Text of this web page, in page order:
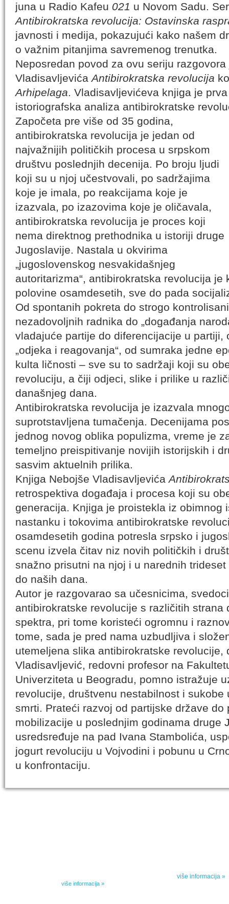
juna u Radio Kafeu 021 u Novom Sadu.
Antibirokratska revolucija: Ostavinska
javnosti i medija, pokazujući kako našem
o važnim pitanjima savremenog trenutka.
Neposredan povod za ovu seriju
VladisavljevićaAntibirokratska revolucija
Arhipelaga. Vladisavljevićeva knjiga je
istoriografska analiza antibirokratske
Započeta pre više od 35 godina,
antibirokratska revolucija je jedan od
najvažnijih političkih procesa u srpskom
društvu poslednjih decenija. Po broju ljudi
koji su u njoj učestvovali, po sadržajima
koje je imala, po reakcijama koje je
izazvala, po izazovima koje je oličavala,
antibirokratska revolucija je proces koji
nema direktnog prethodnika u istoriji druge
Jugoslavije. Nastala u okvirima
„jugoslovenskog nesvakidašnjeg
autoritarizma“, antibirokratska revolucija
polovine osamdesetih, sve do pada
Od spontanih pokreta do strogo
nezadovoljnih radnika do „događanja
vladajuće partije do diferencijacije u partiji,
„odjeka i reagovanja“, od sumraka jedne
kulta ličnosti – sve su to sadržaji koji su
revoluciju, a čiji odjeci, slike i prilike u
današnjeg dana.
Antibirokratska revolucija je izazvala
suprotstavljena tumačenja. Decenijama
jednog novog oblika populizma, vreme je
temeljno preispitivanje novijih istorijskih i
sasvim aktuelnih prilika.
Knjiga Nebojše Vladisavljevića
retrospektiva događaja i procesa koji su
generacija. Knjiga je proistekla iz obimnog
nastanku i tokovima antibirokratske
osamdesetih godina potresla srpsko i
scenu izvela čitav niz novih političkih i
snažno prisutni na njoj i u narednih
do naših dana.
Autor je razgovarao sa učesnicima,
antibirokratske revolucije s različitih strana
spektra, pri tome koristeći ogromnu i
tome, sada je pred nama uzbudljiva i
utemeljena slika antibirokratske revolucije,
Vladisavljević, redovni profesor na
Univerziteta u Beogradu, pomno istražuje
revolucije, društvenu nestabilnost i sukobe
smrti. Prateći razvoj od partijske države do
mobilizacije u poslednjim godinama druge
usredsređuje na pad Ivana Stambolića,
jogurt revoluciju u Vojvodini i pobunu u
u konfrontaciju.
više informacija »
više informacija »